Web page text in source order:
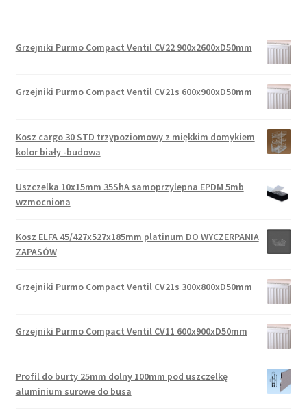
Grzejniki Purmo Compact Ventil CV22 900x2600xD50mm
Grzejniki Purmo Compact Ventil CV21s 600x900xD50mm
Kosz cargo 30 STD trzypoziomowy z miękkim domykiem
kolor biały -budowa
Uszczelka 10x15mm 35ShA samoprzylepna EPDM 5mb
wzmocniona
Kosz ELFA 45/427x527x185mm platinum DO WYCZERPANIA
ZAPASÓW
Grzejniki Purmo Compact Ventil CV21s 300x800xD50mm
Grzejniki Purmo Compact Ventil CV11 600x900xD50mm
Profil do burty 25mm dolny 100mm pod uszczelkę
aluminium surowe do busa